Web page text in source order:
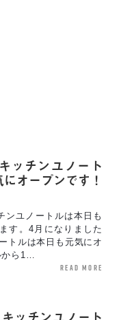
ッチンユノート
オープンです！
ンユノートルは本日も
す。4月になりました
トルは本日も元気にオ
から1…
read more